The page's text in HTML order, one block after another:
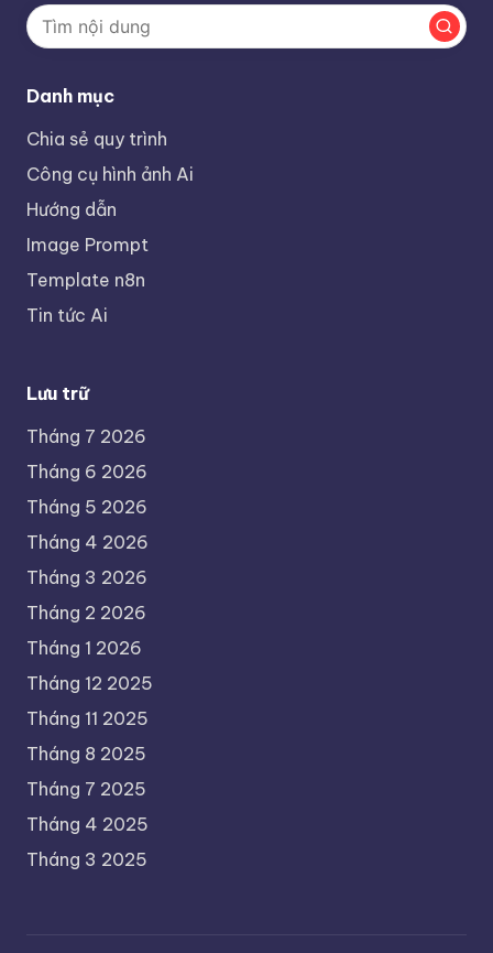
Danh mục
Chia sẻ quy trình
Công cụ hình ảnh Ai
Hướng dẫn
Image Prompt
Template n8n
Tin tức Ai
Lưu trữ
Tháng 7 2026
Tháng 6 2026
Tháng 5 2026
Tháng 4 2026
Tháng 3 2026
Tháng 2 2026
Tháng 1 2026
Tháng 12 2025
Tháng 11 2025
Tháng 8 2025
Tháng 7 2025
Tháng 4 2025
Tháng 3 2025